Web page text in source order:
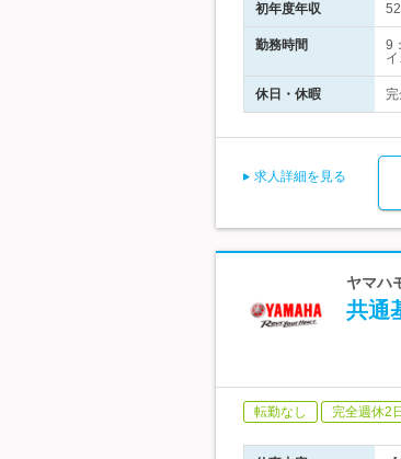
初年度年収
勤務時間
9
休日・休暇
求人詳細を見る
ヤマハ
共通
転勤なし 完全週休2